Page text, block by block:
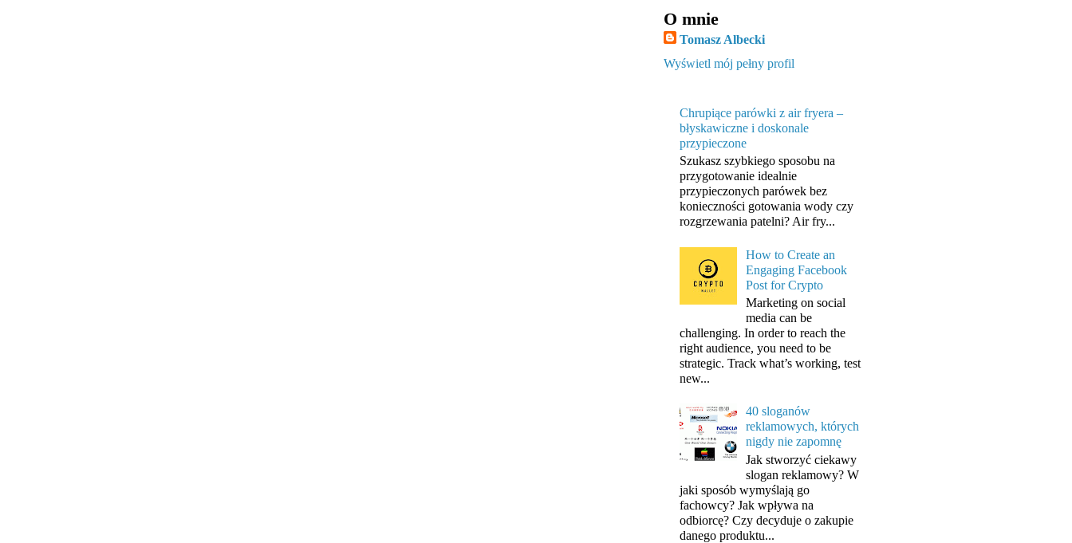
O mnie
Tomasz Albecki
Wyświetl mój pełny profil
Chrupiące parówki z air fryera –
błyskawiczne i doskonale
przypieczone
Szukasz szybkiego sposobu na
przygotowanie idealnie
przypieczonych parówek bez
konieczności gotowania wody czy
rozgrzewania patelni? Air fry...
How to Create an
Engaging Facebook
Post for Crypto
Marketing on social
media can be
challenging. In order to reach the
right audience, you need to be
strategic. Track what’s working, test
new...
40 sloganów
reklamowych, których
nigdy nie zapomnę
Jak stworzyć ciekawy
slogan reklamowy? W
jaki sposób wymyślają go
fachowcy? Jak wpływa na
odbiorcę? Czy decyduje o zakupie
danego produktu...